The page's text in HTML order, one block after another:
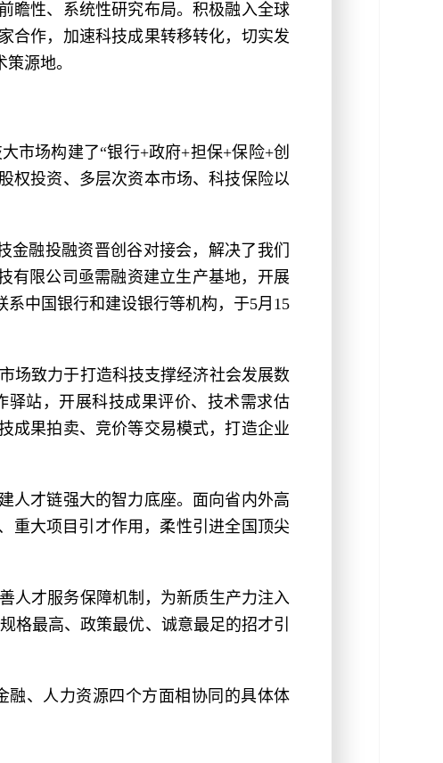
瞻性、系统性研究布局。积极融入全球
合作，加速科技成果转移转化，切实发
源地。
市场构建了“银行+政府+担保+保险+创
权投资、多层次资本市场、科技保险以
融投融资晋创谷对接会，解决了我们
有限公司亟需融资建立生产基地，开展
中国银行和建设银行等机构，于5月15
场致力于打造科技支撑经济社会发展数
站，开展科技成果评价、技术需求估
成果拍卖、竞价等交易模式，打造企业
人才链强大的智力底座。面向省内外高
重大项目引才作用，柔性引进全国顶尖
人才服务保障机制，为新质生产力注入
格最高、政策最优、诚意最足的招才引
融、人力资源四个方面相协同的具体体